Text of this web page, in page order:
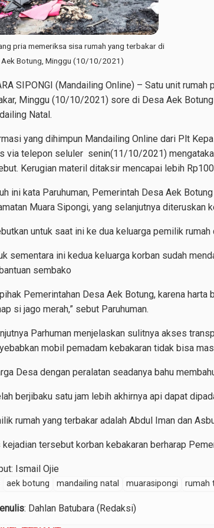
pria memeriksa sisa rumah yang terbakar di
Aek Botung, Minggu (10/10/2021)
SIPONGI (Mandailing Online) – Satu unit rumah
Minggu (10/10/2021) sore di Desa Aek
Natal.
yang dihimpun Mandailing Online dari Plt
via telepon seluler senin(11/10/2021)
Kerugian materil ditaksir mencapai lebih Rp100
ini kata Paruhuman, Pemerintah Desa Aek
Muara Sipongi, yang selanjutnya diteruskan
untuk saat ini ke dua keluarga pemilik
sementara ini kedua keluarga korban sudah
sembako
Pemerintahan Desa Aek Botung, karena
si jago merah,” sebut Paruhuman.
Parhuman menjelaskan sulitnya akses
mobil pemadam kebakaran tidak bisa
Desa dengan peralatan seadanya bahu
berjibaku satu jam lebih akhirnya api dapat
rumah yang terbakar adalah Abdul Iman dan
kejadian tersebut korban kebakaran berharap
Ismail Ojie
aek botung mandailing natal muarasipongi rumah
: Dahlan Batubara (Redaksi)